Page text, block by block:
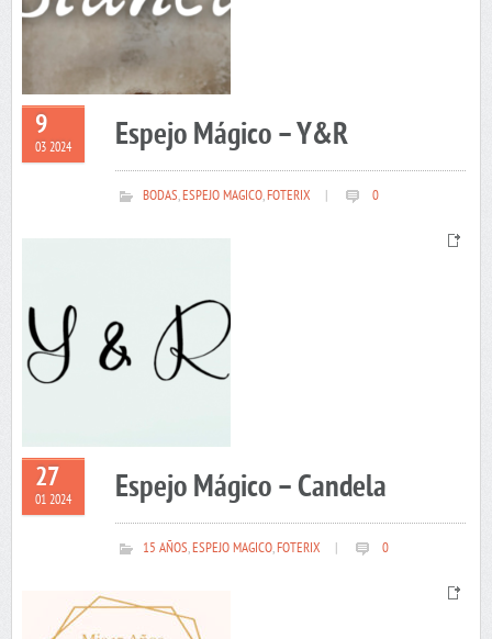
9
03 2024 Espejo Mágico – Y&R
BODAS,ESPEJO MAGICO,FOTERIX 0
27
01 2024 Espejo Mágico – Candela
15 AÑOS,ESPEJO MAGICO,FOTERIX 0